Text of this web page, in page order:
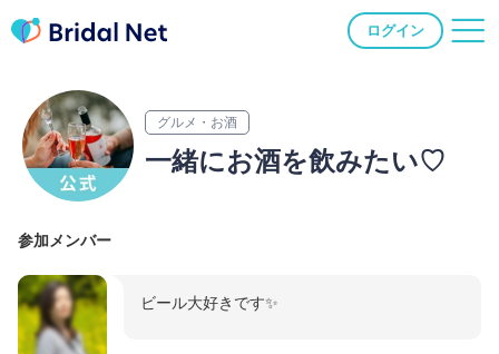
ログイン
グルメ・お酒
一緒にお酒を飲みたい♡
参加メンバー
ビール大好きです✨